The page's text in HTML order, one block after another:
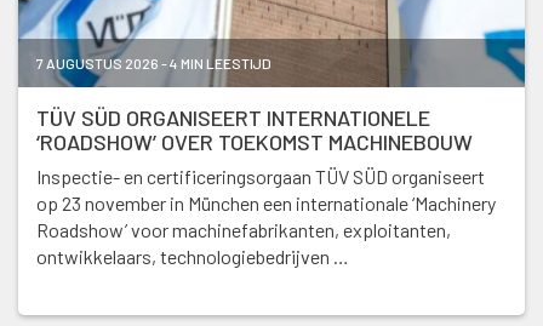
7 AUGUSTUS 2026 - 4 MIN LEESTIJD
TÜV SÜD ORGANISEERT INTERNATIONELE
‘ROADSHOW’ OVER TOEKOMST MACHINEBOUW
Inspectie- en certificeringsorgaan TÜV SÜD organiseert
op 23 november in München een internationale ‘Machinery
Roadshow’ voor machinefabrikanten, exploitanten,
ontwikkelaars, technologiebedrijven …